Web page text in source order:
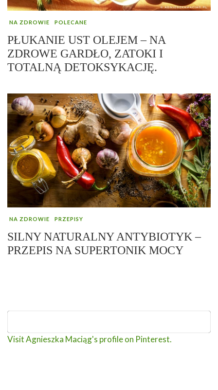
NA ZDROWIE POLECANE
PŁUKANIE UST OLEJEM – NA
ZDROWE GARDŁO, ZATOKI I
TOTALNĄ DETOKSYKACJĘ.
NA ZDROWIE PRZEPISY
SILNY NATURALNY ANTYBIOTYK –
PRZEPIS NA SUPERTONIK MOCY
Visit Agnieszka Maciąg's profile on Pinterest.